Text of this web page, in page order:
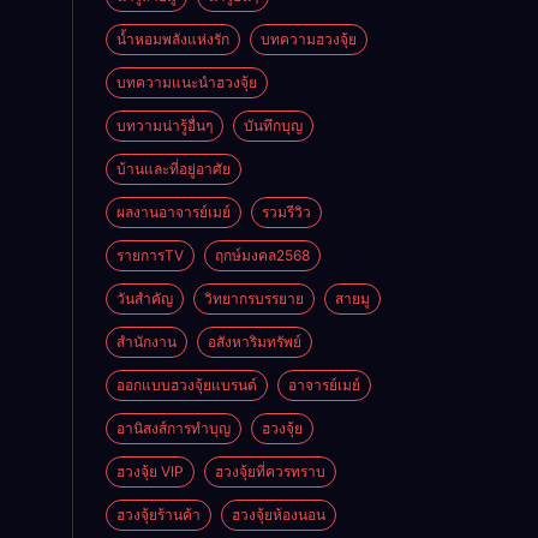
น้ำหอมพลังแห่งรัก บทความฮวงจุ้ย
บทความแนะนำฮวงจุ้ย
บทวามน่ารู้อื่นๆ บันทึกบุญ
บ้านและที่อยู่อาศัย
ผลงานอาจารย์เมย์ รวมรีวิว
รายการTV ฤกษ์มงคล2568
วันสำคัญ วิทยากรบรรยาย สายมู
สำนักงาน อสังหาริมทรัพย์
ออกแบบฮวงจุ้ยแบรนด์ อาจารย์เมย์
อานิสงส์การทำบุญ ฮวงจุ้ย
ฮวงจุ้ย VIP ฮวงจุ้ยที่ควรทราบ
ฮวงจุ้ยร้านค้า ฮวงจุ้ยห้องนอน